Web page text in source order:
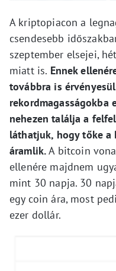
A kriptopiacon a
csendesebb
szeptember elsejei,
miatt is. Ennek
továbbra is
rekordmagasságokba
nehezen találja a
láthatjuk, hogy tőke a
áramlik.A bitcoin
ellenére majdnem
mint 30 napja. 30
egy coin ára, most
ezer dollár.